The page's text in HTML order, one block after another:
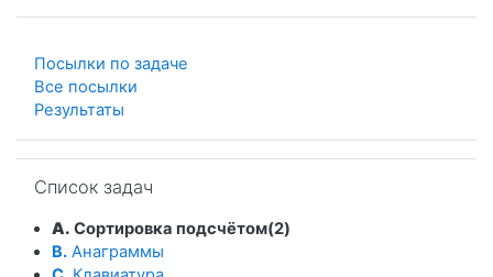
Посылки по задаче
Все посылки
Результаты
Список задач
A. Сортировка подсчётом(2)
B. Анаграммы